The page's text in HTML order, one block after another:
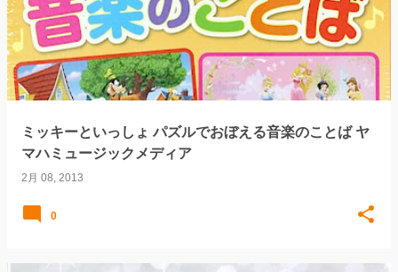
ミッキーといっしょ パズルでおぼえる音楽のことば ヤ
マハミュージックメディア
2月 08, 2013
0